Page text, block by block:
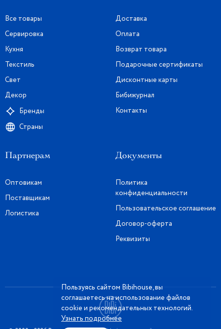
Все товары
Сервировка
Кухня
Текстиль
Свет
Декор
Бренды
Страны
Доставка
Оплата
Возврат товара
Подарочные сертификаты
Дисконтные карты
Бибижурнал
Контакты
Партнерам
Оптовикам
Поставщикам
Логистика
Документы
Политика
конфиденциальности
Пользовательское соглашение
Договор-оферта
Реквизиты
Пользуясь сайтом Bibihouse, вы
соглашаетесь на использование файлов
cookie и рекомендательных технологий.
Узнать подробнее